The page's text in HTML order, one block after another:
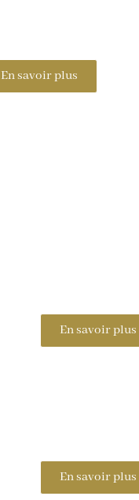
En savoir plus
En savoir plus
En savoir plus